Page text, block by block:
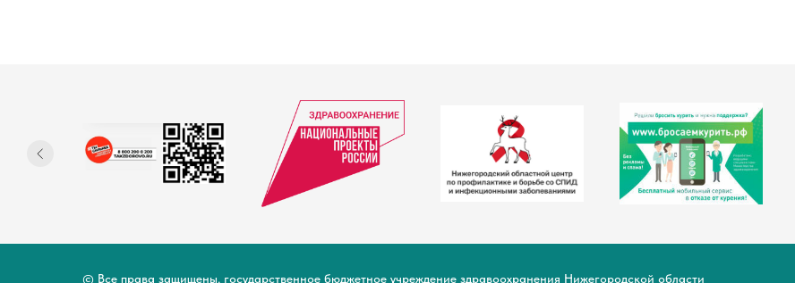
© Все права защищены. государственное бюджетное учреждение здравоохранения Нижегородской области